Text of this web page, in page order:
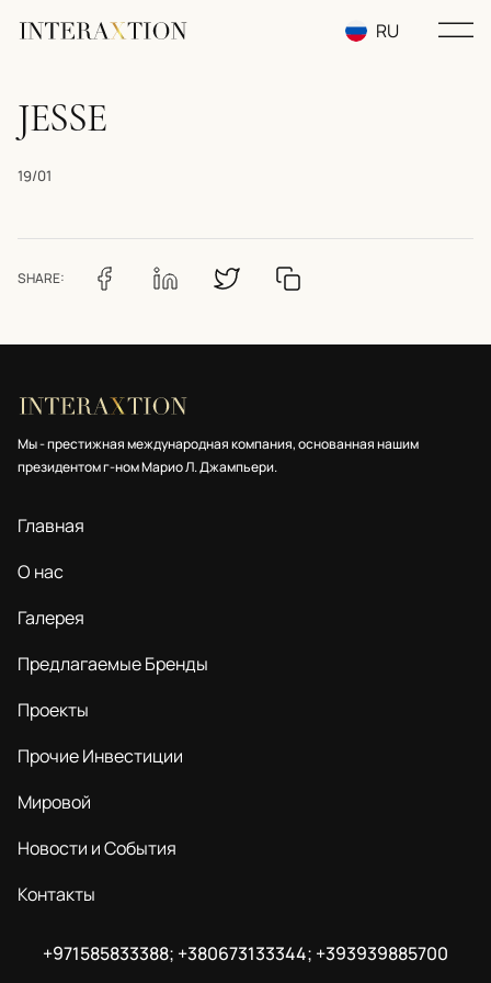
RU
JESSE
19/01
SHARE:
Мы - престижная международная компания, основанная нашим
президентом г-ном Марио Л. Джампьери.
Главная
О нас
Галерея
Предлагаемые Бренды
Проекты
Прочие Инвестиции
Мировой
Новости и События
Контакты
+971585833388; +380673133344; +393939885700